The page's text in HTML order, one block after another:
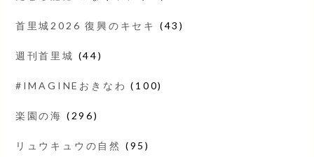
首里城2026 復興のキセキ (43)
週刊首里城 (44)
#IMAGINEおきなわ (100)
楽園の海 (296)
リュウキュウの自然 (95)